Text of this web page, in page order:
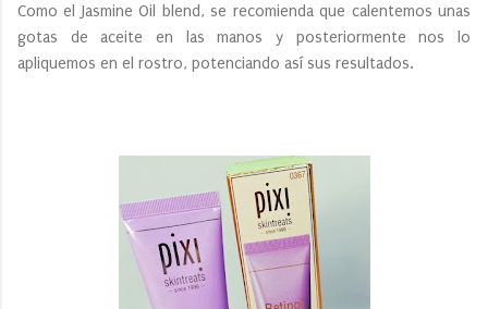
Como el Jasmine Oil blend, se recomienda que calentemos unas
gotas de aceite en las manos y posteriormente nos lo
apliquemos en el rostro, potenciando así sus resultados.